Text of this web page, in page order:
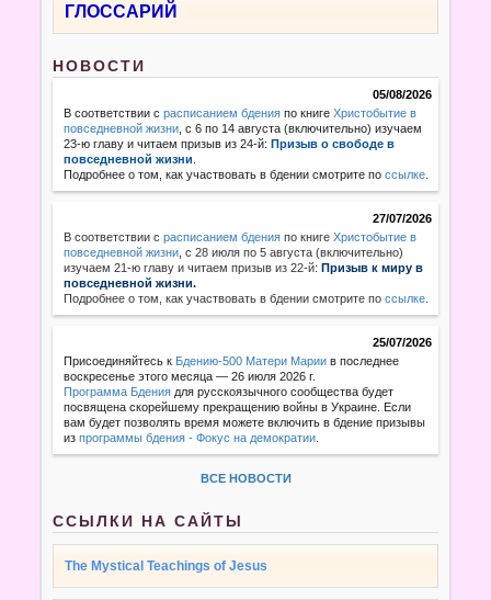
ГЛОССАРИЙ
НОВОСТИ
05/08/2026
В соответствии срасписанием бдения по книгеХристобытие в
повседневной жизни , с 6 по 14 августа (включительно) изучаем
23-ю главу и читаем призыв из 24-й:Призыв о свободе в
повседневной жизни
Подробнее о том, как участвовать в бдении смотрите поссылке
27/07/2026
В соответствии с расписанием бдения по книгеХристобытие в
повседневной жизни с 28 июля по 5 августа (включительно)
изучаем 21-ю главу и читаем призыв из 22-й:Призыв к миру в
повседневной жизни.
Подробнее о том, как участвовать в бдении смотрите поссылке
25/07/2026
Присоединяйтесь к Бдению-500 Матери Марии в последнее
воскресенье этого месяца — 26 июля 2026 г.
Программа Бдения для русскоязычного сообщества будет
посвящена скорейшему прекращению войны в Украине. Если
вам будет позволять время можете включить в бдение призывы
изпрограммы бдения - Фокус на демократии
ВСЕ НОВОСТИ
ССЫЛКИ НА САЙТЫ
The Mystical Teachings of Jesus